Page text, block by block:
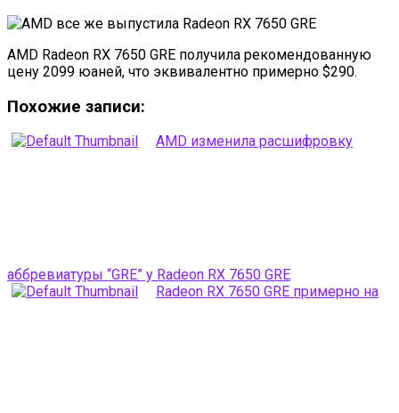
AMD Radeon RX 7650 GRE получила рекомендованную
цену 2099 юаней, что эквивалентно примерно $290.
Похожие записи:
AMD изменила расшифровку
аббревиатуры “GRE” у Radeon RX 7650 GRE
Radeon RX 7650 GRE примерно на